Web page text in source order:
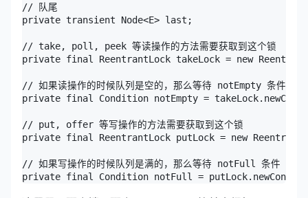
// 队尾
private transient Node<E> last;
// take, poll, peek 等读操作的方法需要获取到这个锁
private final ReentrantLock takeLock = new
// 如果读操作的时候队列是空的，那么等待 notEmpty 条件
private final Condition notEmpty =
// put, offer 等写操作的方法需要获取到这个锁
private final ReentrantLock putLock = new
// 如果写操作的时候队列是满的，那么等待 notFull 条件
private final Condition notFull =